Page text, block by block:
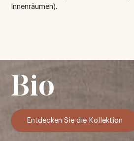
Innenräumen).
Bio
Entdecken Sie die Kollektion